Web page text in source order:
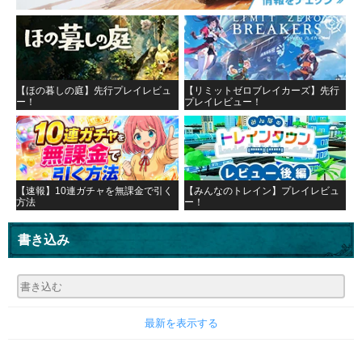
【ほの暮しの庭】先行プレイレビュ
ー！
【リミットゼロブレイカーズ】先行
プレイレビュー！
【速報】10連ガチャを無課金で引く
方法
【みんなのトレイン】プレイレビュ
ー！
書き込み
最新を表示する